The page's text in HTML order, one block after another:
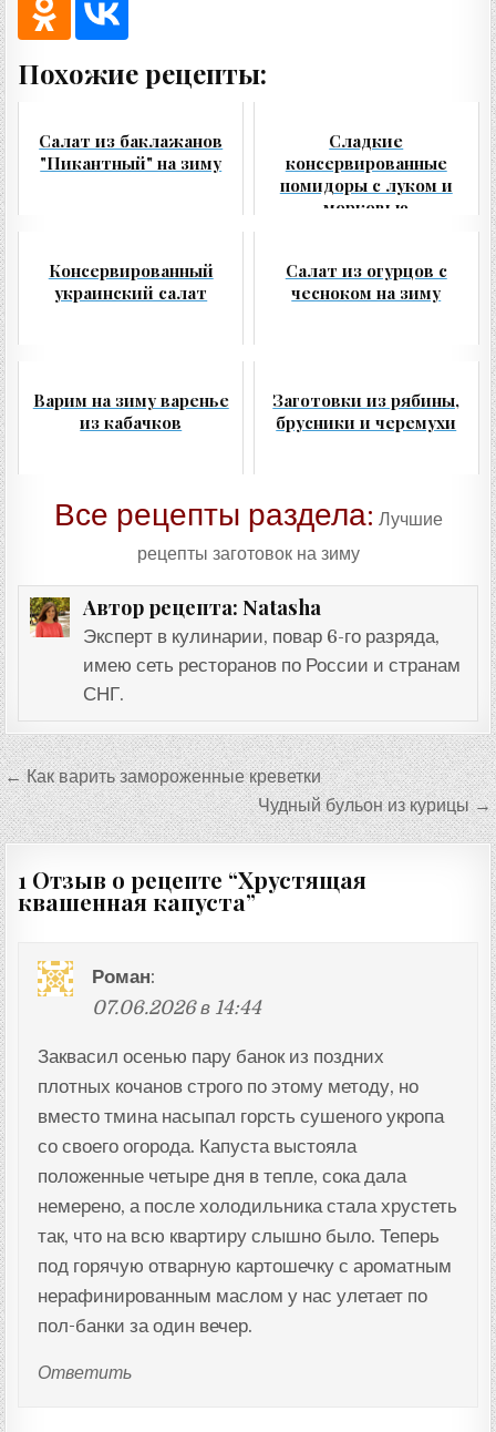
Похожие рецепты:
Салат из баклажанов
"Пикантный" на зиму
Сладкие
консервированные
помидоры с луком и
морковью
Консервированный
украинский салат
Салат из огурцов с
чесноком на зиму
Варим на зиму варенье
из кабачков
Заготовки из рябины,
брусники и черемухи
Все рецепты раздела: Лучшие
рецепты заготовок на зиму
Автор рецепта: Natasha
Эксперт в кулинарии, повар 6-го разряда,
имею сеть ресторанов по России и странам
СНГ.
Навигация
по
записям
← Как варить замороженные креветки
Чудный бульон из курицы →
1 Отзыв о рецепте “Хрустящая
квашенная капуста”
Роман:
07.06.2026 в 14:44
Заквасил осенью пару банок из поздних
плотных кочанов строго по этому методу, но
вместо тмина насыпал горсть сушеного укропа
со своего огорода. Капуста выстояла
положенные четыре дня в тепле, сока дала
немерено, а после холодильника стала хрустеть
так, что на всю квартиру слышно было. Теперь
под горячую отварную картошечку с ароматным
нерафинированным маслом у нас улетает по
пол-банки за один вечер.
Ответить